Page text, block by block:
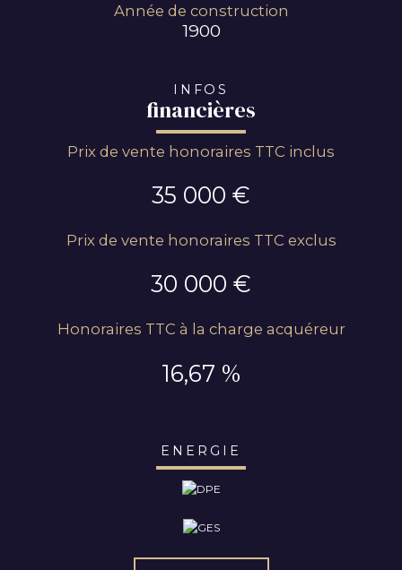
Année de construction
1900
INFOS
financières
Prix de vente honoraires TTC inclus
35 000 €
Prix de vente honoraires TTC exclus
30 000 €
Honoraires TTC à la charge acquéreur
16,67 %
ENERGIE